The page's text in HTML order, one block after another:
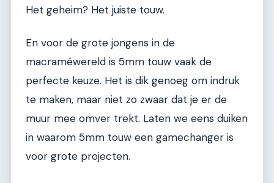
Het geheim? Het juiste touw.
En voor de grote jongens in de
macraméwereld is 5mm touw vaak de
perfecte keuze. Het is dik genoeg om indruk
te maken, maar niet zo zwaar dat je er de
muur mee omver trekt. Laten we eens duiken
in waarom 5mm touw een gamechanger is
voor grote projecten.